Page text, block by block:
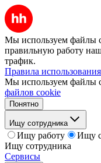
Мы используем файлы
правильную работу
трафик.
Правила
Мы используем файлы
файлов cookie
Понятно
Ищу сотрудника
Ищу работу
Ищу
Ищу сотрудника
Сервисы